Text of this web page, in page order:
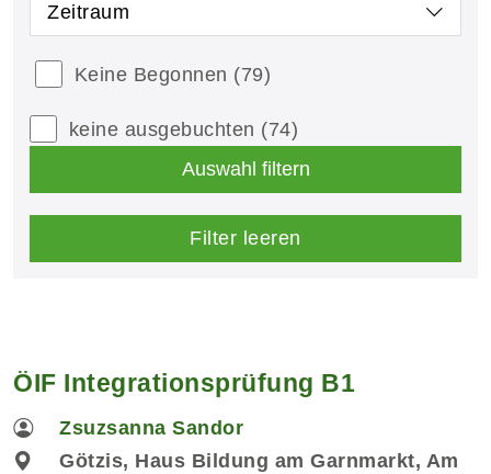
Zeitraum
Keine Begonnen (79)
keine ausgebuchten (74)
Auswahl filtern
Filter leeren
ÖIF Integrationsprüfung B1
Zsuzsanna Sandor
Götzis, Haus Bildung am Garnmarkt, Am